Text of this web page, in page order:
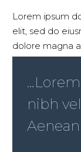
Lorem ipsum
elit, sed do
dolore magna
nibh